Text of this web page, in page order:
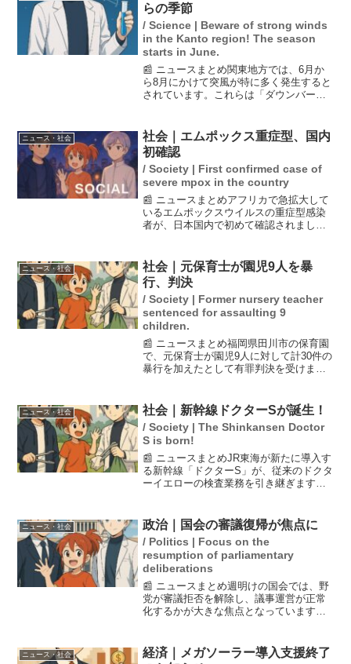
らの季節
/ Science | Beware of strong winds
in the Kanto region! The season
starts in June.
📰 ニュースまとめ関東地方では、6月か
ら8月にかけて突風が特に多く発生すると
されています。これらは「ダウンバース
は、冷たい空気が地表に近づくことで起
こることを理解し、「ひ...
ニュース・社会
社会｜エムポックス重症型、国内
初確認
/ Society | First confirmed case of
severe mpox in the country
📰 ニュースまとめアフリカで急拡大して
いるエムポックスウイルスの重症型感染
者が、日本国内で初めて確認されまし
機関を受診した際に判明しました。この
感染症は重症化しやすい...
ニュース・社会
社会｜元保育士が園児9人を暴
行、判決
/ Society | Former nursery teacher
sentenced for assaulting 9
children.
📰 ニュースまとめ福岡県田川市の保育園
で、元保育士が園児9人に対して計30件の
暴行を加えたとして有罪判決を受けまし
した。裁判所は、被告の行為が園児たち
に与えた痛みを軽...
ニュース・社会 社会｜新幹線ドクターSが誕生！
/ Society | The Shinkansen Doctor
S is born!
📰 ニュースまとめJR東海が新たに導入す
る新幹線「ドクターS」が、従来のドクタ
ーイエローの検査業務を引き継ぎます。
に行える効率的なシステムとなっていま
す。「ドクターS」...
ニュース・社会 政治｜国会の審議復帰が焦点に
/ Politics | Focus on the
resumption of parliamentary
deliberations
📰 ニュースまとめ週明けの国会では、野
党が審議拒否を解除し、議事運営が正常
化するかが大きな焦点となっています。
ています。また、与野党の対立は衆院に
も拡大し、特に予算委員...
ニュース・社会
経済｜メガソーラー導入支援終了